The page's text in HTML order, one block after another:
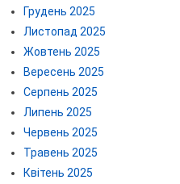
Грудень 2025
Листопад 2025
Жовтень 2025
Вересень 2025
Серпень 2025
Липень 2025
Червень 2025
Травень 2025
Квітень 2025